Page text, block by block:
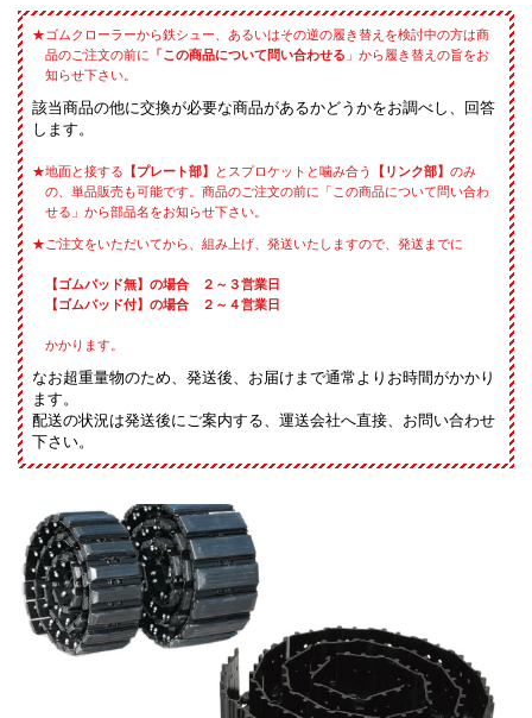
ゴムクローラーから鉄シュー、あるいはその逆の履き替えを検討中の方は商
品のご注文の前に 「この商品について問い合わせる 」から履き替えの旨をお
知らせ下さい。
該当商品の他に交換が必要な商品があるかどうかをお調べし、回答
します。
地面と接する 【プレート部】 とスプロケットと噛み合う 【リンク部】のみ
の、単品販売も可能です。商品のご注文の前に「この商品について問い合わ
せる」から部品名をお知らせ下さい。
ご注文をいただいてから、組み上げ、発送いたしますので、発送までに
【ゴムパッド無】の場合 ２～３営業日
【ゴムパッド付】の場合 ２～４営業日
かかります。
なお超重量物のため、発送後、お届けまで通常よりお時間がかかり
ます。
配送の状況は発送後にご案内する、運送会社へ直接、お問い合わせ
下さい。